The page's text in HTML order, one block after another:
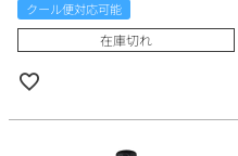
クール便対応可能
在庫切れ